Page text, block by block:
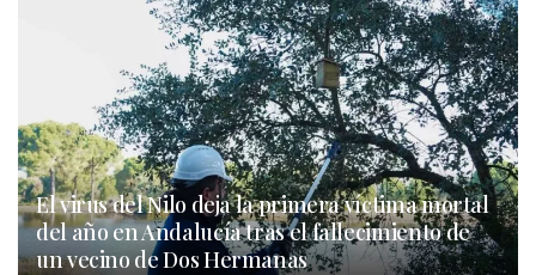
El virus del Nilo deja la primera víctima mortal
del año en Andalucía tras el fallecimiento de
un vecino de Dos Hermanas